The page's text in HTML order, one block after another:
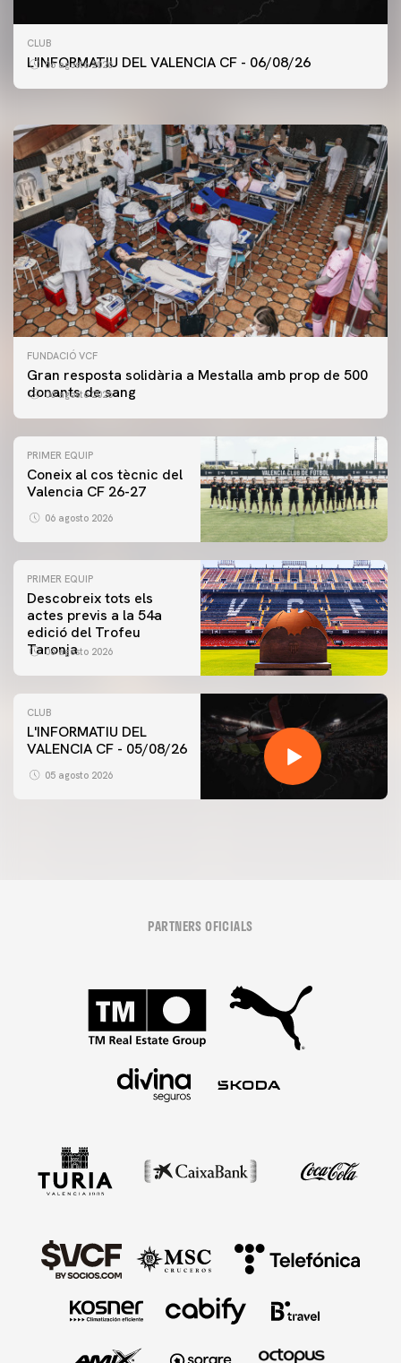
CLUB
L'INFORMATIU DEL VALENCIA CF - 06/08/26
06 agosto 2026
PRIMER EQUIP
ENTRENAMENT DEL VALENCIA CF 6/8/2026
FUNDACIÓ VCF
Gran resposta solidària a Mestalla amb prop de 500
donants de sang
06 agosto 2026
PRIMER EQUIP
Coneix al cos tècnic del
Valencia CF 26-27
06 agosto 2026
PRIMER EQUIP
Descobreix tots els
actes previs a la 54a
edició del Trofeu
Taronja
06 agosto 2026
CLUB
L'INFORMATIU DEL
VALENCIA CF - 05/08/26
05 agosto 2026
PARTNERS OFICIALS